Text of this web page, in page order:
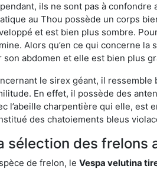
ils ne sont pas à
au Thou possède un corps
et est bien plus sombre.
Alors qu’en ce qui concerne
son abdomen et elle est bien plus
le sirex géant, il
En effet, il possède des
l’abeille charpentière qui elle, est
des chatoiements bleus
sélection des frelons
de frelon, le Vespa velutina